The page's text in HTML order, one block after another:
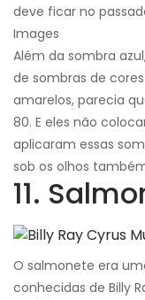
deve ficar no
Images
Além da sombra
de sombras de
amarelos, parecia
80. E eles não
aplicaram essas
sob os olhos
11.
O salmonete era
conhecidas de Billy